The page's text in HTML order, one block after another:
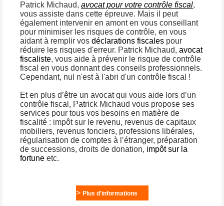
Patrick Michaud, avocat pour votre contrôle fiscal,
vous assiste dans cette épreuve. Mais il peut
également intervenir en amont en vous conseillant
pour minimiser les risques de contrôle, en vous
aidant à remplir vos déclarations fiscales pour
réduire les risques d'erreur. Patrick Michaud, avocat
fiscaliste, vous aide à prévenir le risque de contrôle
fiscal en vous donnant des conseils professionnels.
Cependant, nul n'est à l'abri d'un contrôle fiscal !
Et en plus d’être un avocat qui vous aide lors d’un
contrôle fiscal, Patrick Michaud vous propose ses
services pour tous vos besoins en matière de
fiscalité : impôt sur le revenu, revenus de capitaux
mobiliers, revenus fonciers, professions libérales,
régularisation de comptes à l’étranger, préparation
de successions, droits de donation, impôt sur la
fortune etc.
> Plus d'informations